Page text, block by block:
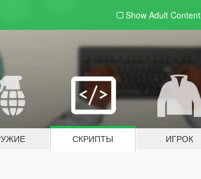
Show Adult Content
СКРИПТЫ ИГРОК